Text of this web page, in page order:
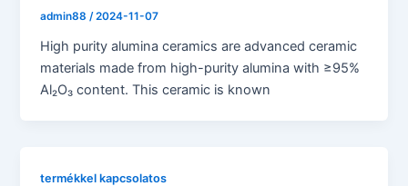
admin88/2024-11-07
High purity alumina ceramics are advanced ceramic
materials made from high-purity alumina with ≥95%
Al₂O₃ content. This ceramic is known
termékkel kapcsolatos